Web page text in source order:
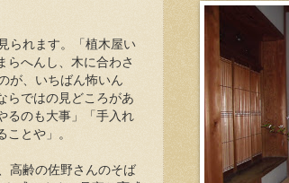
られます。「植木屋い
らへんし、木に合わさ
が、いちばん怖いん
らではの見どころがあ
るのも大事」「手入れ
とや」。
高齢の佐野さんのそば